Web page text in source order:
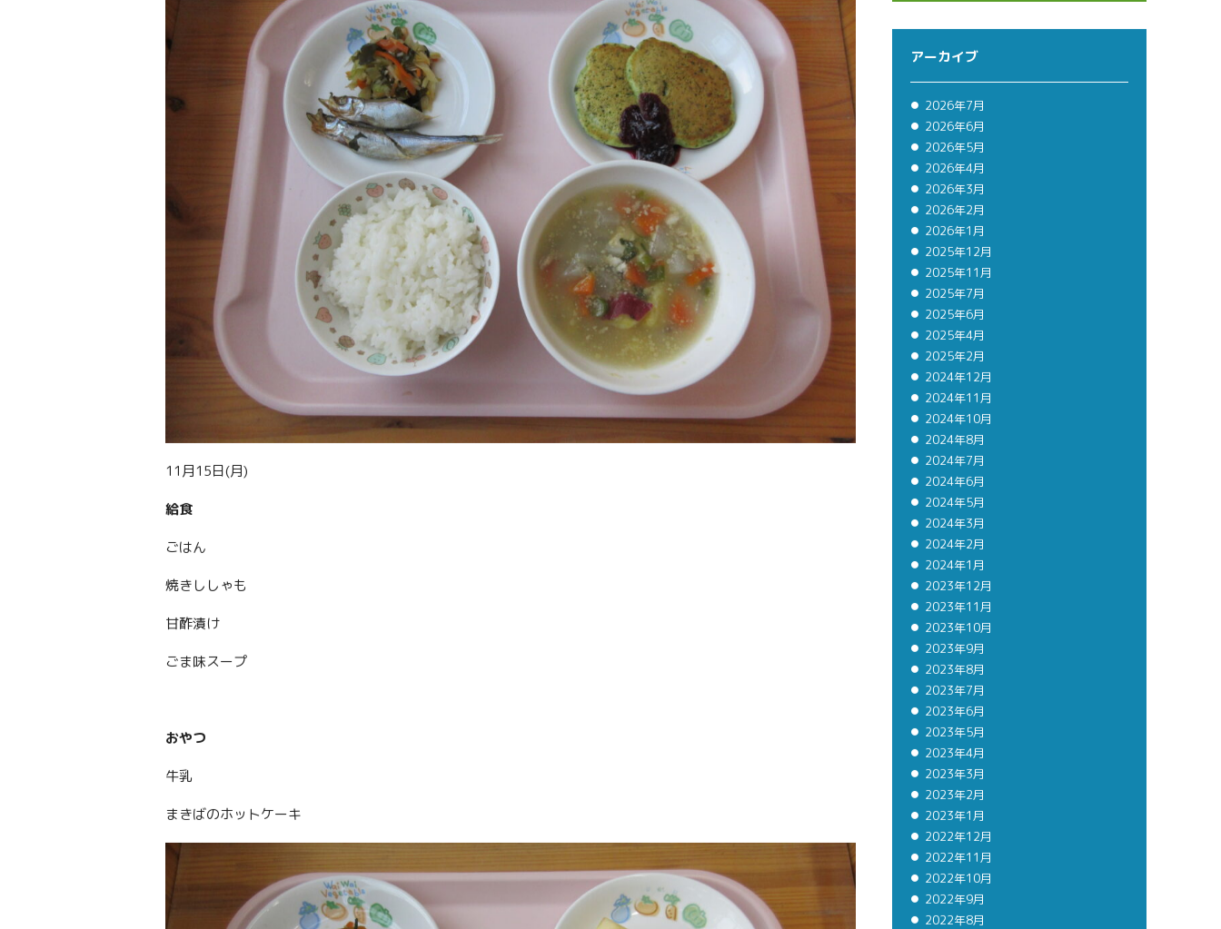
11月15日(月)
給食
ごはん
焼きししゃも
甘酢漬け
ごま味スープ
おやつ
牛乳
まきばのホットケーキ
アーカイブ
2026年7月
2026年6月
2026年5月
2026年4月
2026年3月
2026年2月
2026年1月
2025年12月
2025年11月
2025年7月
2025年6月
2025年4月
2025年2月
2024年12月
2024年11月
2024年10月
2024年8月
2024年7月
2024年6月
2024年5月
2024年3月
2024年2月
2024年1月
2023年12月
2023年11月
2023年10月
2023年9月
2023年8月
2023年7月
2023年6月
2023年5月
2023年4月
2023年3月
2023年2月
2023年1月
2022年12月
2022年11月
2022年10月
2022年9月
2022年8月